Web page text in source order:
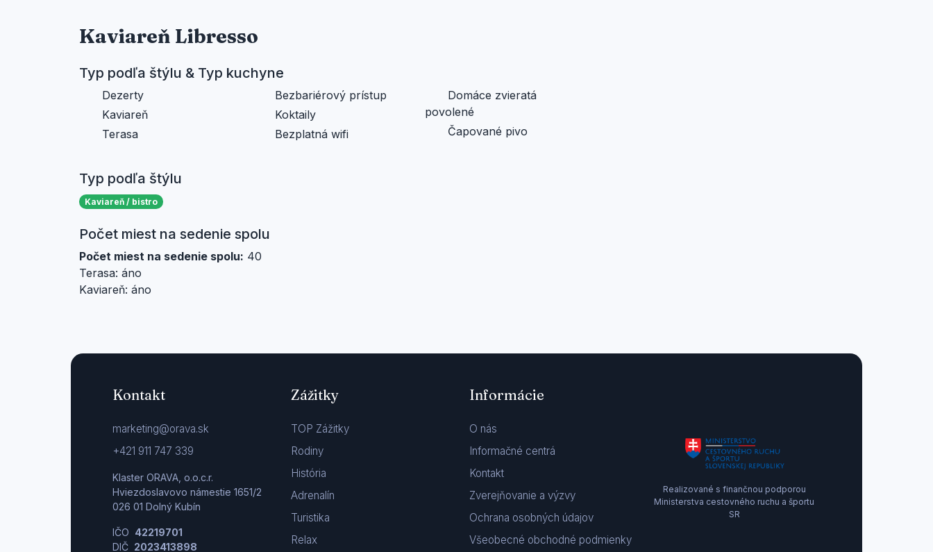
Kaviareň Libresso
Typ podľa štýlu & Typ kuchyne
Dezerty
Kaviareň
Terasa
Bezbariérový prístup
Koktaily
Bezplatná wifi
Domáce zvieratá
povolené
Čapované pivo
Typ podľa štýlu
Kaviareň / bistro
Počet miest na sedenie spolu
Počet miest na sedenie spolu: 40
Terasa: áno
Kaviareň: áno
Kontakt
marketing@orava.sk
+421 911 747 339
Klaster ORAVA, o.o.c.r.
Hviezdoslavovo námestie 1651/2
026 01 Dolný Kubín
IČO 42219701
DIČ 2023413898
Zážitky
TOP Zážitky
Rodiny
História
Adrenalín
Turistika
Relax
Informácie
O nás
Informačné centrá
Kontakt
Zverejňovanie a výzvy
Ochrana osobných údajov
Všeobecné obchodné podmienky
Realizované s finančnou podporou
Ministerstva cestovného ruchu a športu
SR